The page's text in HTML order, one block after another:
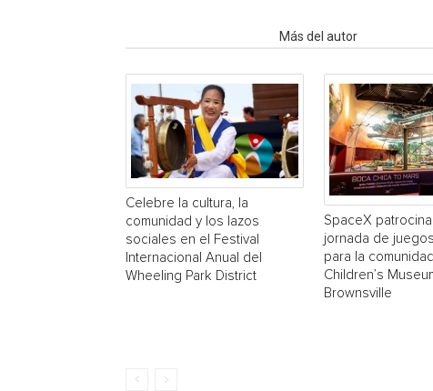
Más del autor
Celebre la cultura, la
comunidad y los lazos
sociales en el Festival
Internacional Anual del
Wheeling Park District
SpaceX
jornada de
para la
Children’s
Brownsville